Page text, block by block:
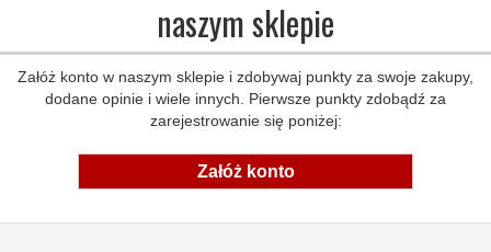
naszym sklepie
Załóż konto w naszym sklepie i zdobywaj punkty za swoje zakupy,
dodane opinie i wiele innych. Pierwsze punkty zdobądź za
zarejestrowanie się poniżej:
Załóż konto